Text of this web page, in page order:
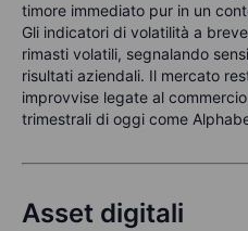
timore immediato pur in un
Gli indicatori di volatilità a
rimasti volatili, segnalando
risultati aziendali. Il mercato
improvvise legate al
trimestrali di oggi come
Asset digitali